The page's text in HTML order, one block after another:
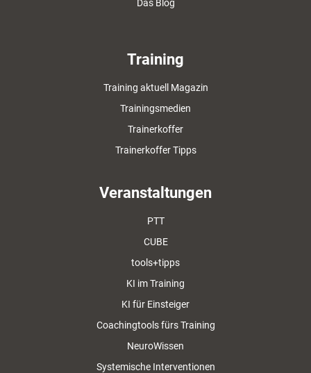
Das Blog
Training
Training aktuell Magazin
Trainingsmedien
Trainerkoffer
Trainerkoffer Tipps
Veranstaltungen
PTT
CUBE
tools+tipps
KI im Training
KI für Einsteiger
Coachingtools fürs Training
NeuroWissen
Systemische Interventionen